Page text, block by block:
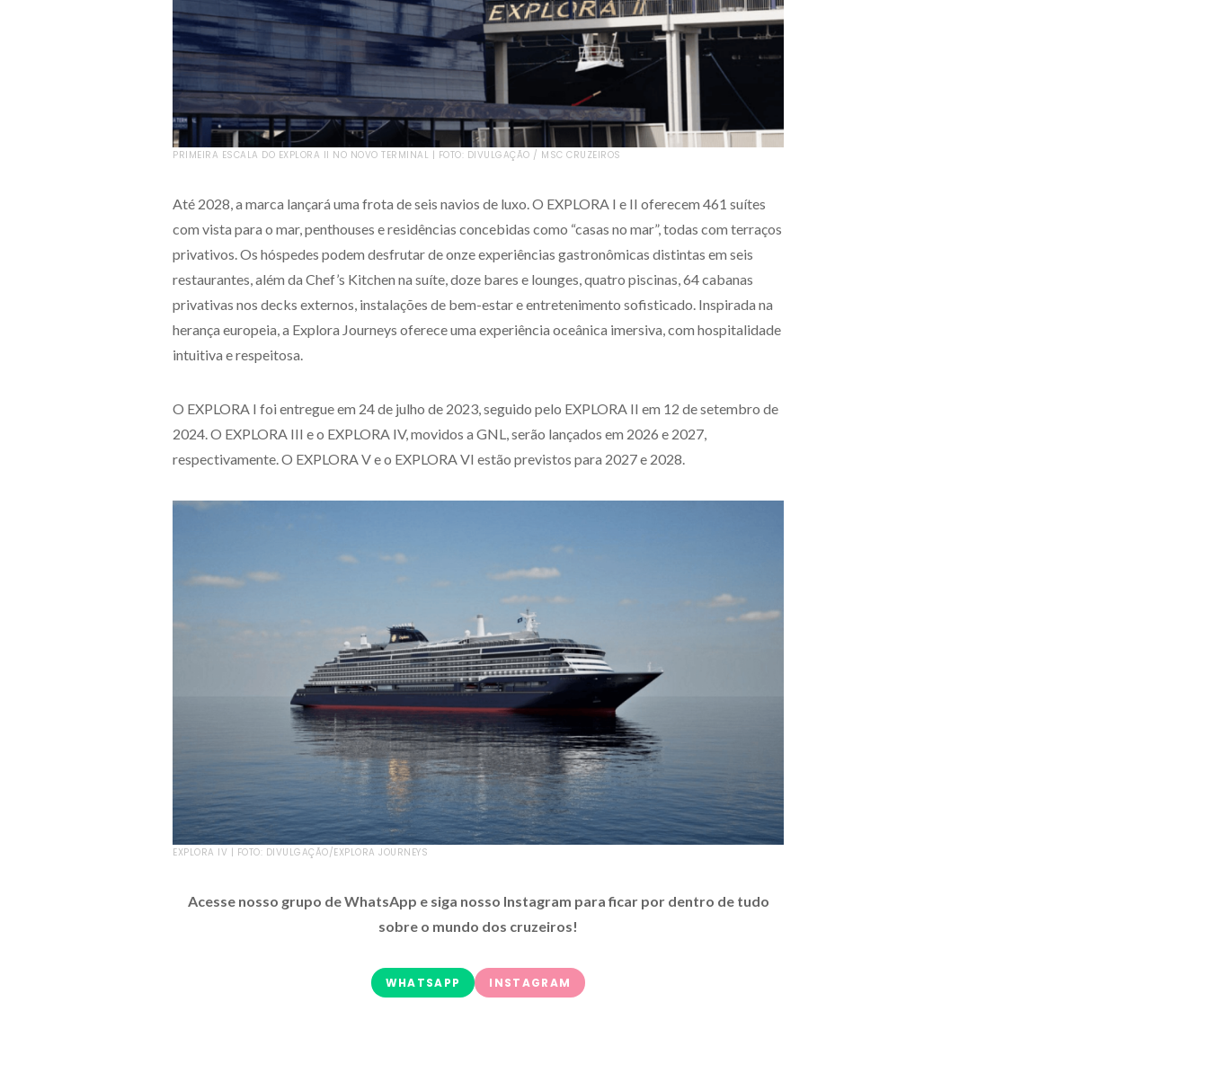
PRIMEIRA ESCALA DO EXPLORA II NO NOVO TERMINAL | FOTO: DIVULGAÇÃO / MSC CRUZEIROS
Até 2028, a marca lançará uma frota de seis navios de luxo. O EXPLORA I e II oferecem 461 suítes
com vista para o mar, penthouses e residências concebidas como “casas no mar”, todas com terraços
privativos. Os hóspedes podem desfrutar de onze experiências gastronômicas distintas em seis
restaurantes, além da Chef’s Kitchen na suíte, doze bares e lounges, quatro piscinas, 64 cabanas
privativas nos decks externos, instalações de bem-estar e entretenimento sofisticado. Inspirada na
herança europeia, a Explora Journeys oferece uma experiência oceânica imersiva, com hospitalidade
intuitiva e respeitosa.
O EXPLORA I foi entregue em 24 de julho de 2023, seguido pelo EXPLORA II em 12 de setembro de
2024. O EXPLORA III e o EXPLORA IV, movidos a GNL, serão lançados em 2026 e 2027,
respectivamente. O EXPLORA V e o EXPLORA VI estão previstos para 2027 e 2028.
EXPLORA IV | FOTO: DIVULGAÇÃO/EXPLORA JOURNEYS
Acesse nosso grupo de WhatsApp e siga nosso Instagram para ficar por dentro de tudo
sobre o mundo dos cruzeiros!
WHATSAPP INSTAGRAM